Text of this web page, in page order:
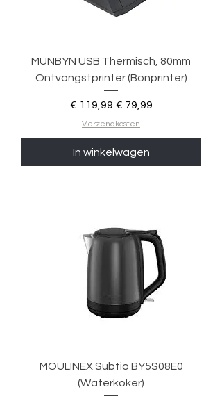
MUNBYN USB Thermisch, 80mm
Ontvangstprinter (Bonprinter)
Normale prijs
€ 119,99 Verkoopprijs
€ 79,99
Verzendkosten
In winkelwagen
MOULINEX Subtio BY5S08E0
(Waterkoker)